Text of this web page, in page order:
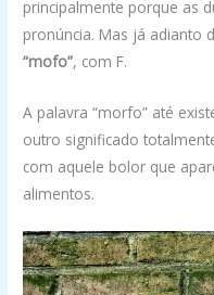
principalmente porque as
pronúncia. Mas já adianto
“mofo”, com F.
A palavra “morfo” até
outro significado
com aquele bolor que
alimentos.